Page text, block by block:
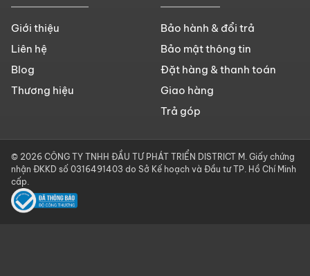
Giới thiệu
Liên hệ
Blog
Thương hiệu
Bảo hành & đổi trả
Bảo mật thông tin
Đặt hàng & thanh toán
Giao hàng
Trả góp
© 2026 CÔNG TY TNHH ĐẦU TƯ PHÁT TRIỂN DISTRICT M. Giấy chứng
nhận ĐKKD số 0316491403 do Sở Kế hoạch và Đầu tư TP. Hồ Chí Minh
cấp.